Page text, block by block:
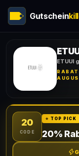
Gutschein
ETUUI
20
CODE
⭐ TOP PICK
20%